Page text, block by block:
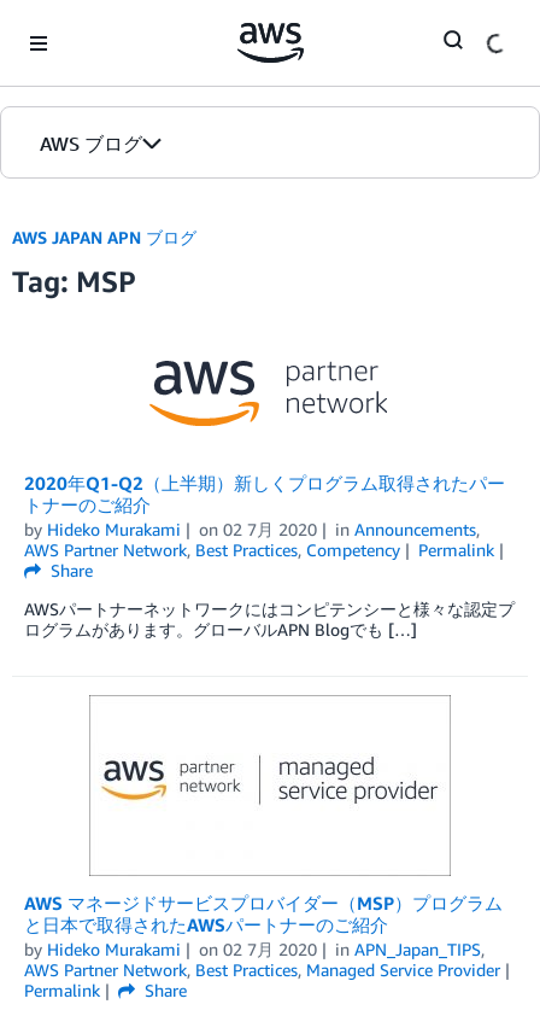
AWS ブログ
カテゴリ
AWS JAPAN APN ブログ
Tag: MSP
2020年Q1-Q2（上半期）新しくプログラム取得されたパー
トナーのご紹介
by Hideko Murakami on 02 7月 2020 in Announcements,
AWS Partner Network, Best Practices, Competency
Permalink
Share
AWSパートナーネットワークにはコンピテンシーと様々な認定プ
ログラムがあります。グローバルAPN Blogでも […]
AWS マネージドサービスプロバイダー（MSP）プログラム
と日本で取得されたAWSパートナーのご紹介
by Hideko Murakami on 02 7月 2020 in APN_Japan_TIPS,
AWS Partner Network, Best Practices, Managed Service Provider
Permalink
Share